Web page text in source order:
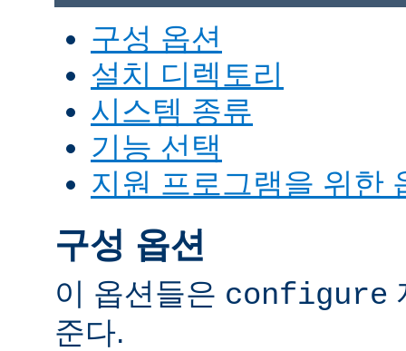
구성 옵션
설치 디렉토리
시스템 종류
기능 선택
지원 프로그램을 위한
구성 옵션
이 옵션들은 configure
준다.